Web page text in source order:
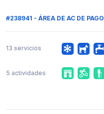
#238941 - ÁREA DE AC DE PAGO
13 servicios
5 actividades